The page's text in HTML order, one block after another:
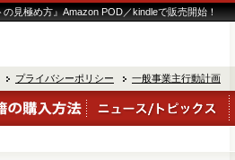
見極め方』Amazon POD／kindleで販売開始！
プライバシーポリシー 一般事業主行動計画